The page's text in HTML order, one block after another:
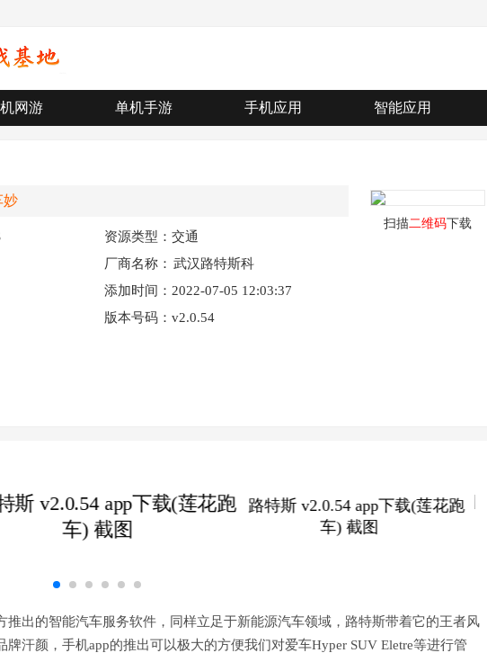
网游 单机手游 手机应用 智能应用
妙
资源类型：交通
厂商名称： 武汉路特斯科
技有限公司
添加时间：2022-07-05 12:03:37
版本号码：v2.0.54
扫描二维码下载
推出的智能汽车服务软件，同样立足于新能源汽车领域，路特‪斯带着它的王者风
汗颜，手机app的推出可以极大的方便我们对爱车Hyper SUV Eletre等进行管